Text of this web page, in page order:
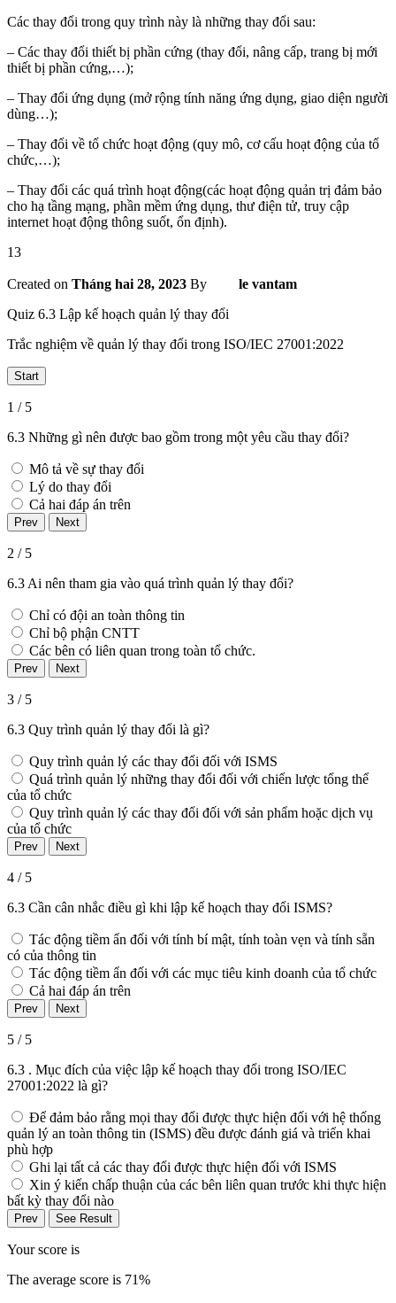
Các thay đổi trong quy trình này là những thay đổi sau:
– Các thay đổi thiết bị phần cứng (thay đổi, nâng cấp, trang bị mới
thiết bị phần cứng,…);
– Thay đổi ứng dụng (mở rộng tính năng ứng dụng, giao diện người
dùng…);
– Thay đổi về tổ chức hoạt động (quy mô, cơ cấu hoạt động của tổ
chức,…);
– Thay đổi các quá trình hoạt động(các hoạt động quản trị đảm bảo
cho hạ tầng mạng, phần mềm ứng dụng, thư điện tử, truy cập
internet hoạt động thông suốt, ổn định).
13
Created on Tháng hai 28, 2023 By
le vantam
Quiz 6.3 Lập kế hoạch quản lý thay đổi
Trắc nghiệm về quản lý thay đổi trong ISO/IEC 27001:2022
1 / 5
6.3 Những gì nên được bao gồm trong một yêu cầu thay đổi?
Mô tả về sự thay đổi
Lý do thay đổi
Cả hai đáp án trên
2 / 5
6.3 Ai nên tham gia vào quá trình quản lý thay đổi?
Chỉ có đội an toàn thông tin
Chỉ bộ phận CNTT
Các bên có liên quan trong toàn tổ chức.
3 / 5
6.3 Quy trình quản lý thay đổi là gì?
Quy trình quản lý các thay đổi đối với ISMS
Quá trình quản lý những thay đổi đối với chiến lược tổng thể
của tổ chức
Quy trình quản lý các thay đổi đối với sản phẩm hoặc dịch vụ
của tổ chức
4 / 5
6.3 Cần cân nhắc điều gì khi lập kế hoạch thay đổi ISMS?
Tác động tiềm ẩn đối với tính bí mật, tính toàn vẹn và tính sẵn
có của thông tin
Tác động tiềm ẩn đối với các mục tiêu kinh doanh của tổ chức
Cả hai đáp án trên
5 / 5
6.3 . Mục đích của việc lập kế hoạch thay đổi trong ISO/IEC
27001:2022 là gì?
Để đảm bảo rằng mọi thay đổi được thực hiện đối với hệ thống
quản lý an toàn thông tin (ISMS) đều được đánh giá và triển khai
phù hợp
Ghi lại tất cả các thay đổi được thực hiện đối với ISMS
Xin ý kiến chấp thuận của các bên liên quan trước khi thực hiện
bất kỳ thay đổi nào
Your score is
The average score is 71%